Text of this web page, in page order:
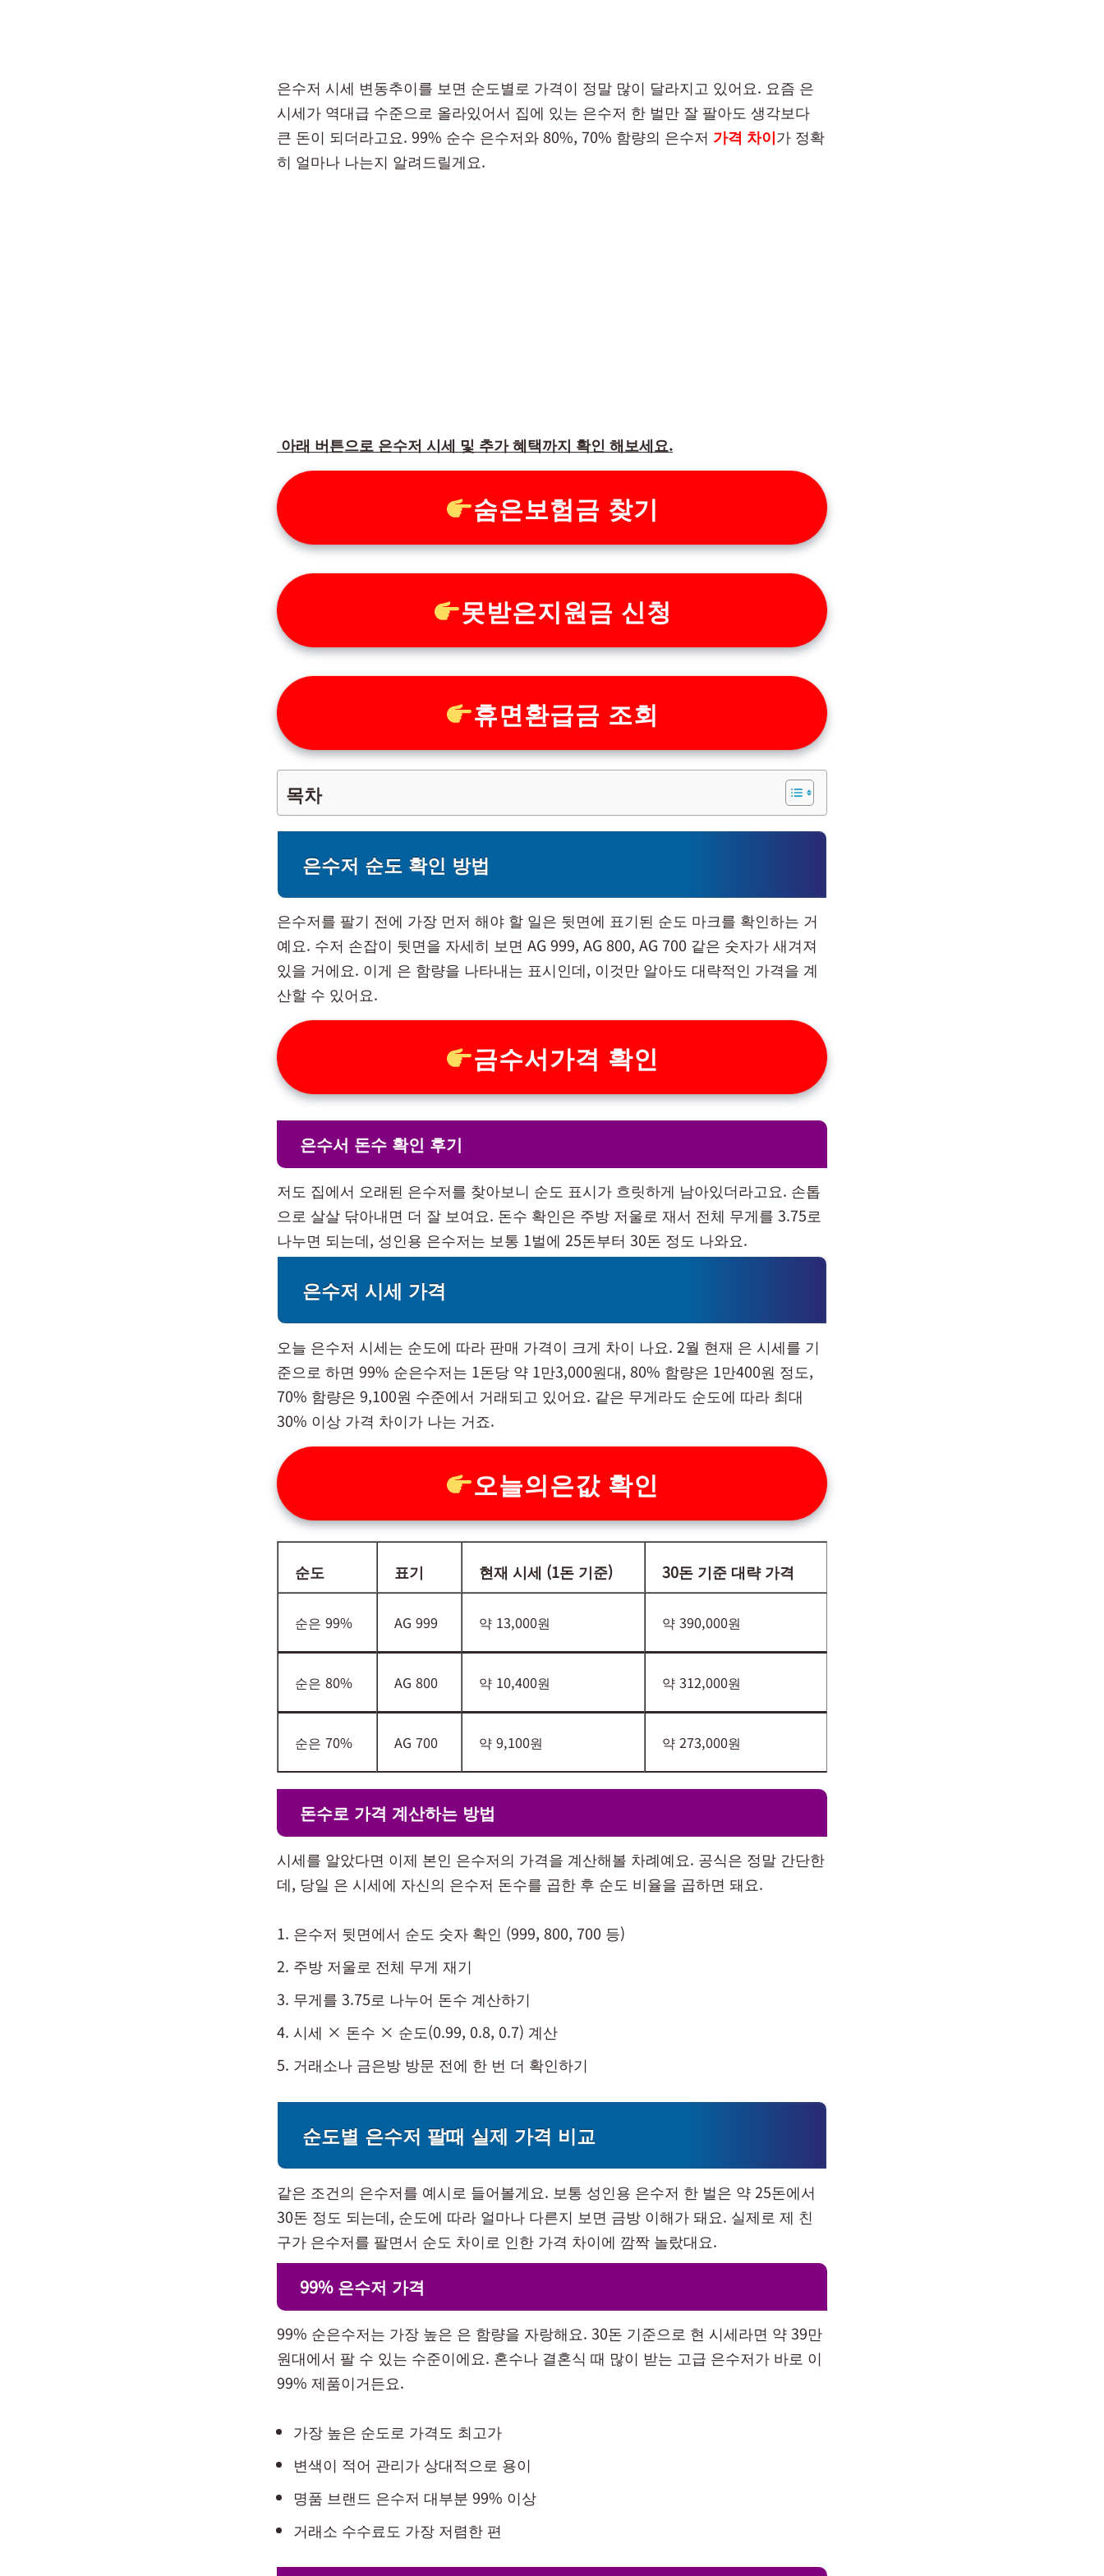
은수저 시세 변동추이를 보면 순도별로 가격이 정말 많이 달라지고 있어요. 요즘 은
시세가 역대급 수준으로 올라있어서 집에 있는 은수저 한 벌만 잘 팔아도 생각보다
큰 돈이 되더라고요. 99% 순수 은수저와 80%, 70% 함량의 은수저 가격 차이가 정확
히 얼마나 나는지 알려드릴게요.
아래 버튼으로 은수저 시세 및 추가 혜택까지 확인 해보세요.
숨은보험금 찾기
못받은지원금 신청
휴면환급금 조회
목차
은수저 순도 확인 방법
은수저를 팔기 전에 가장 먼저 해야 할 일은 뒷면에 표기된 순도 마크를 확인하는 거
예요. 수저 손잡이 뒷면을 자세히 보면 AG 999, AG 800, AG 700 같은 숫자가 새겨져
있을 거에요. 이게 은 함량을 나타내는 표시인데, 이것만 알아도 대략적인 가격을 계
산할 수 있어요.
금수서가격 확인
은수서 돈수 확인 후기
저도 집에서 오래된 은수저를 찾아보니 순도 표시가 흐릿하게 남아있더라고요. 손톱
으로 살살 닦아내면 더 잘 보여요. 돈수 확인은 주방 저울로 재서 전체 무게를 3.75로
나누면 되는데, 성인용 은수저는 보통 1벌에 25돈부터 30돈 정도 나와요.
은수저 시세 가격
오늘 은수저 시세는 순도에 따라 판매 가격이 크게 차이 나요. 2월 현재 은 시세를 기
준으로 하면 99% 순은수저는 1돈당 약 1만3,000원대, 80% 함량은 1만400원 정도,
70% 함량은 9,100원 수준에서 거래되고 있어요. 같은 무게라도 순도에 따라 최대
30% 이상 가격 차이가 나는 거죠.
오늘의은값 확인
순도 표기 현재 시세 (1돈 기준) 30돈 기준 대략 가격
순은 99% AG 999 약 13,000원 약 390,000원
순은 80% AG 800 약 10,400원 약 312,000원
순은 70% AG 700 약 9,100원 약 273,000원
돈수로 가격 계산하는 방법
시세를 알았다면 이제 본인 은수저의 가격을 계산해볼 차례예요. 공식은 정말 간단한
데, 당일 은 시세에 자신의 은수저 돈수를 곱한 후 순도 비율을 곱하면 돼요.
은수저 뒷면에서 순도 숫자 확인 (999, 800, 700 등)
주방 저울로 전체 무게 재기
무게를 3.75로 나누어 돈수 계산하기
시세 × 돈수 × 순도(0.99, 0.8, 0.7) 계산
거래소나 금은방 방문 전에 한 번 더 확인하기
순도별 은수저 팔때 실제 가격 비교
같은 조건의 은수저를 예시로 들어볼게요. 보통 성인용 은수저 한 벌은 약 25돈에서
30돈 정도 되는데, 순도에 따라 얼마나 다른지 보면 금방 이해가 돼요. 실제로 제 친
구가 은수저를 팔면서 순도 차이로 인한 가격 차이에 깜짝 놀랐대요.
99% 은수저 가격
99% 순은수저는 가장 높은 은 함량을 자랑해요. 30돈 기준으로 현 시세라면 약 39만
원대에서 팔 수 있는 수준이에요. 혼수나 결혼식 때 많이 받는 고급 은수저가 바로 이
99% 제품이거든요.
가장 높은 순도로 가격도 최고가
변색이 적어 관리가 상대적으로 용이
명품 브랜드 은수저 대부분 99% 이상
거래소 수수료도 가장 저렴한 편